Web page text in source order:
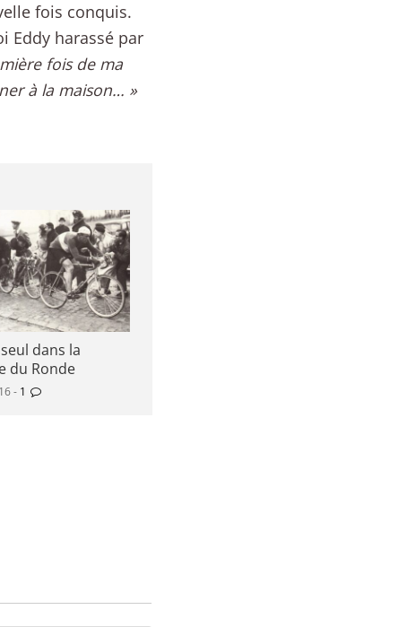
fois conquis.
Eddy harassé par
fois de ma
à la maison… »
dans la
du Ronde
- 1